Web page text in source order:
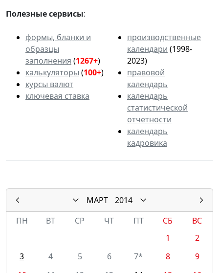
Полезные сервисы:
формы, бланки и
образцы
заполнения (1267+)
калькуляторы (100+)
курсы валют
ключевая ставка
производственные
календари (1998-
2023)
правовой
календарь
календарь
статистической
отчетности
календарь
кадровика
МАРТ
2014
ПН
ВТ СР ЧТ ПТ СБ
ВС
1
2
3
4 5 6 7* 8
9